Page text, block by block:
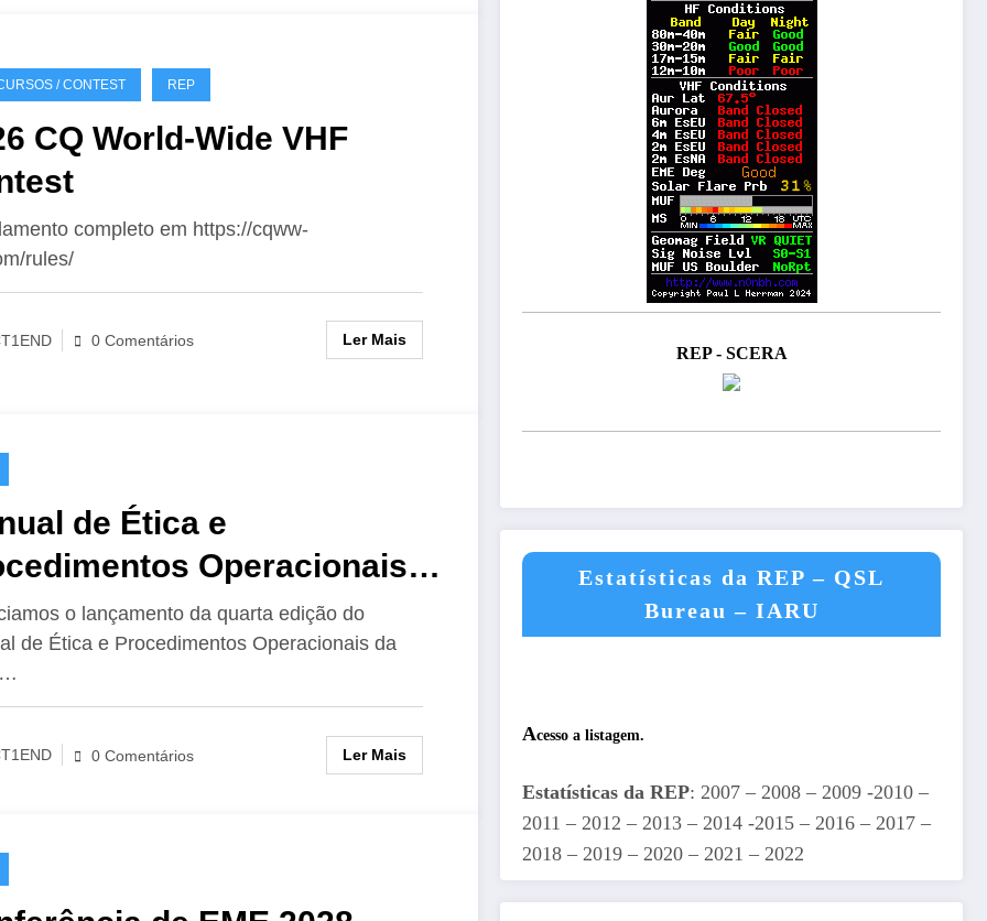
/ CONTEST REP
CQ World-Wide VHF
completo em https://cqww-
rules/
0 Comentários Ler Mais
de Ética e
Operacionais
para o Radioamador,
o lançamento da quarta edição do
de Ética e Procedimentos Operacionais da
0 Comentários Ler Mais
REP - SCERA
Estatísticas da REP – QSL
Bureau – IARU
Acesso a listagem.
Estatísticas da REP: 2007 – 2008 – 2009 -2010 –
2011 – 2012 – 2013 – 2014 -2015 – 2016 – 2017 –
2018 – 2019 – 2020 – 2021 – 2022